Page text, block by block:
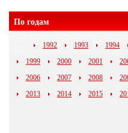
По годам
1992 1993 1994
1999
2000 2001
2006
2007 2008
2013
2014 2015